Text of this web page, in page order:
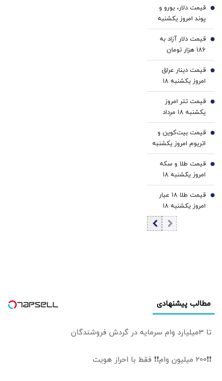
نزدیکت
نزدیکت!
از
داروخانه
های
معتبر
سفید
کننده
خانگی
قیمت دلار، یورو و
پوند امروز یکشنبه
۱۸ مرداد 1405/
کاهش قیمت دلار و
یورو
1
قیمت دلار آزاد به
186 هزار تومان
رسید
2
قیمت دینار عراق
امروز یکشنبه ۱۸
مرداد 1405/ افزایش
قیمت دینار
3
قیمت تتر امروز
یکشنبه ۱۸ مرداد
1405 / کاهش
قیمت تتر
4
قیمت بیت‌کوین و
اتریوم امروز یکشنبه
۱۸ مرداد ۱۴۰۵/
کاهش قیمت
بیت‌کوین
5
قیمت طلا و سکه
امروز یکشنبه ۱۸
مرداد ۱۴۰۵/کاهش
قیمت طلا و سکه
6
قیمت طلا ۱۸ عیار
امروز یکشنبه ۱۸
مرداد ۱۴۰۵/کاهش
7
مطالب پیشنهادی
تا 3میلیارد وام سرمایه در گردش فروشندگان
❗❗200 میلیون وام❗❗ فقط با احراز هویت